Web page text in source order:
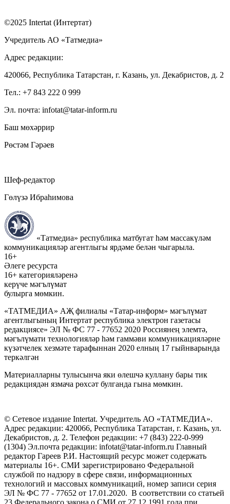
©2025 Intertat (Интертат)
Учредитель АО «Татмедиа»
Адрес редакции:
420066, Республика Татарстан, г. Казань, ул. Декабристов, д. 2
Тел.: +7 843 222 0 999
Эл. почта: infotat@tatar-inform.ru
Баш мөхәррир
Рөстәм Гәрәев
Шеф-редактор
Гөлүзә Ибраһимова
«Татмедиа» республика матбугат һәм массакүләм
коммуникацияләр агентлыгы ярдәме белән чыгарыла.
16+
Әлеге ресурста
16+ категорияләренә
керүче мәгълүмат
булырга мөмкин.
«ТАТМЕДИА» АҖ филиалы «Татар-информ» мәгълүмат
агентлыгының Интертат республика электрон газетасы
редакциясе» ЭЛ № ФС 77 - 77652 2020 Россиянең элемтә,
мәгълүмати технологияләр һәм гаммәви коммуникацияләрне
күзәтчелек хезмәте тарафыннан 2020 елның 17 гыйнварында
теркәлгән
Материалларны тулысынча яки өлешчә куллану бары тик
редакциядән язмача рөхсәт булганда гына мөмкин.
© Сетевое издание Intertat. Учредитель АО «ТАТМЕДИА».
Адрес редакции: 420066, Республика Татарстан, г. Казань, ул.
Декабристов, д. 2. Телефон редакции: +7 (843) 222-0-999
(1304) Эл.почта редакции: infotat@tatar-inform.ru Главный
редактор Гареев Р.И. Настоящий ресурс может содержать
материалы 16+. СМИ зарегистрировано Федеральной
службой по надзору в сфере связи, информационных
технологий и массовых коммуникаций, номер записи серия
ЭЛ № ФС 77 - 77652 от 17.01.2020. В соответствии со статьей
23 Федерального закона о СМИ от 27.12.1991 года при